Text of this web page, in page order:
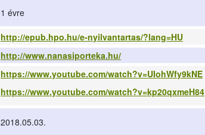
1 évre
http://epub.hpo.hu/e-nyilvantartas/?lang=HU
http://www.nanasiporteka.hu/
https://www.youtube.com/watch?v=UIohWfy9kNE
https://www.youtube.com/watch?v=kp20qxmeH84
2018.05.03.